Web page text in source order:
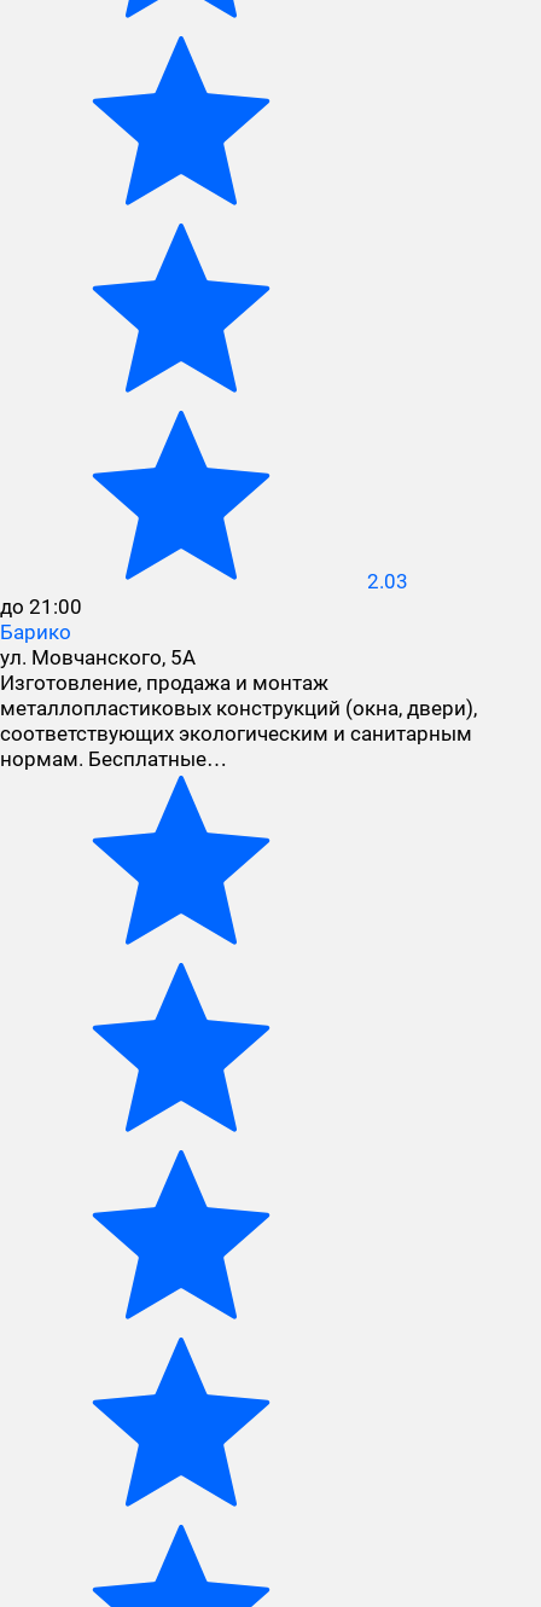
2.03
до 21:00
Барико
ул. Мовчанского, 5А
Изготовление, продажа и монтаж
металлопластиковых конструкций (окна, двери),
соответствующих экологическим и санитарным
нормам. Бесплатные…